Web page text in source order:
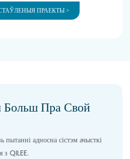
ПРАЕКТЫ >
Пра Свой
пытанні адносна сістэм ачысткі
з QILEE.